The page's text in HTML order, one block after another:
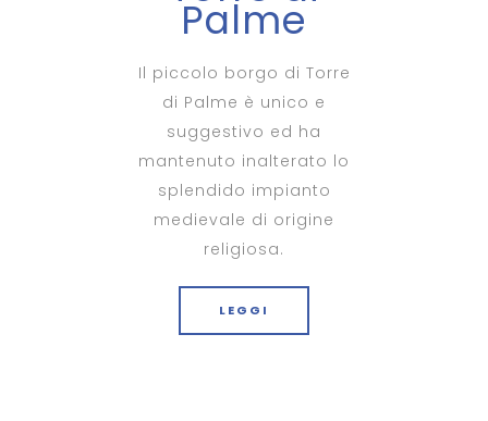
Palme
Il piccolo borgo di Torre
di Palme è unico e
suggestivo ed ha
mantenuto inalterato lo
splendido impianto
medievale di origine
religiosa.
LEGGI